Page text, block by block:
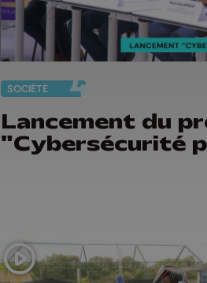
SOCIÉTÉ
Lancement du
"Cybersécurité